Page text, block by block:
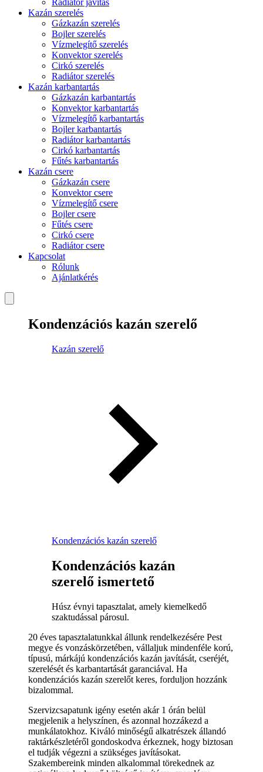
Radiátor javítás
Kazán szerelés
Gázkazán szerelés
Bojler szerelés
Vízmelegítő szerelés
Konvektor szerelés
Cirkó szerelés
Radiátor szerelés
Kazán karbantartás
Gázkazán karbantartás
Konvektor karbantartás
Vízmelegítő karbantartás
Bojler karbantartás
Radiátor karbantartás
Cirkó karbantartás
Fűtés karbantartás
Kazán csere
Gázkazán csere
Konvektor csere
Vízmelegítő csere
Bojler csere
Fűtés csere
Cirkó csere
Radiátor csere
Kapcsolat
Rólunk
Ajánlatkérés
Kondenzációs kazán szerelő
Kazán szerelő
Kondenzációs kazán szerelő
Kondenzációs kazán
szerelő ismertető
Húsz évnyi tapasztalat, amely kiemelkedő
szaktudással párosul.
20 éves tapasztalatunkkal állunk rendelkezésére Pest
megye és vonzáskörzetében, vállaljuk mindenféle korú,
típusú, márkájú kondenzációs kazán javítását, cseréjét,
szerelését és karbantartását garanciával. Ha
kondenzációs kazán szerelőt keres, forduljon hozzánk
bizalommal.
Szervizcsapatunk igény esetén akár 1 órán belül
megjelenik a helyszínen, és azonnal hozzákezd a
munkálatokhoz. Kiváló minőségű alkatrészek állandó
raktárkészletéről gondoskodva érkeznek, hogy biztosan
el tudják végezni a szükséges javításokat.
Szakembereink minden alkalommal törekednek az